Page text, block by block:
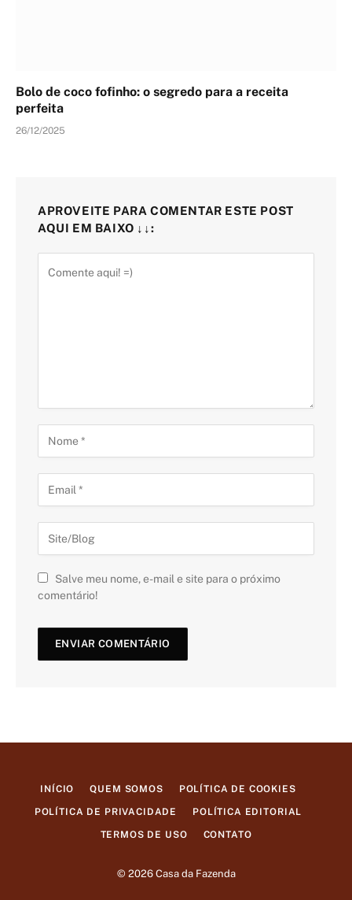
Bolo de coco fofinho: o segredo para a receita
perfeita
26/12/2025
APROVEITE PARA COMENTAR ESTE POST
AQUI EM BAIXO ↓↓:
Salve meu nome, e-mail e site para o próximo
comentário!
INÍCIO QUEM SOMOS POLÍTICA DE COOKIES
POLÍTICA DE PRIVACIDADE POLÍTICA EDITORIAL
TERMOS DE USO CONTATO
© 2026 Casa da Fazenda